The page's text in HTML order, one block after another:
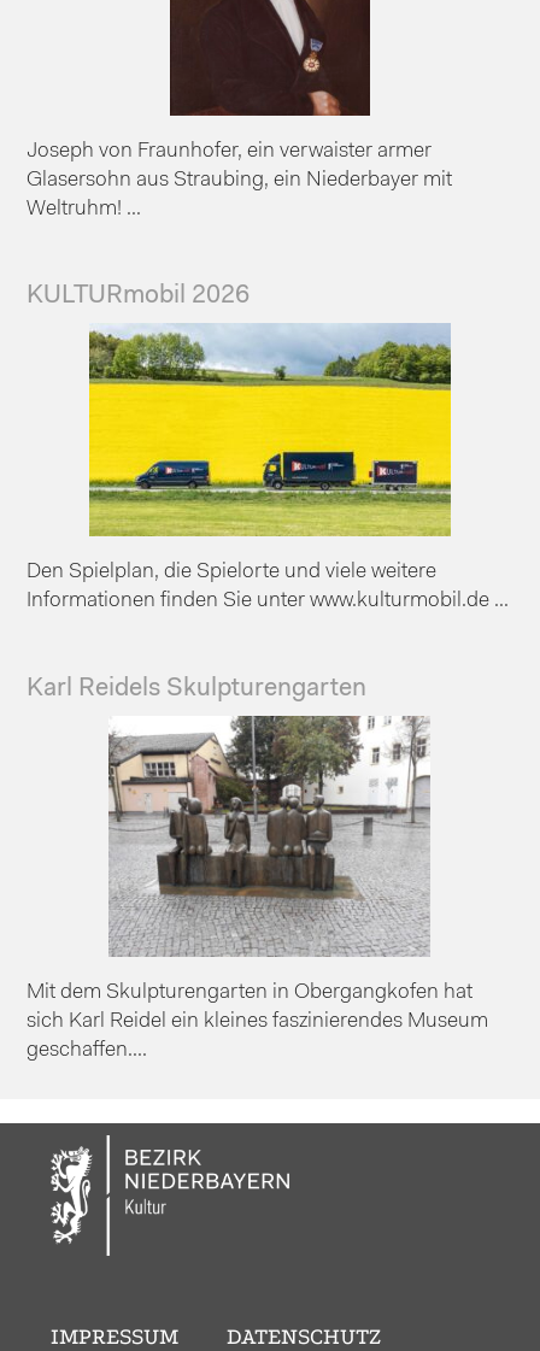
Joseph von Fraunhofer, ein verwaister armer
Glasersohn aus Straubing, ein Niederbayer mit
Weltruhm! ...
KULTURmobil 2026
Den Spielplan, die Spielorte und viele weitere
Informationen finden Sie unter www.kulturmobil.de ...
Karl Reidels Skulpturengarten
Mit dem Skulpturengarten in Obergangkofen hat
sich Karl Reidel ein kleines faszinierendes Museum
geschaffen....
IMPRESSUM DATENSCHUTZ